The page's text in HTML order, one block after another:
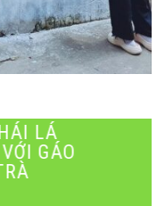
LÁ
GÁO